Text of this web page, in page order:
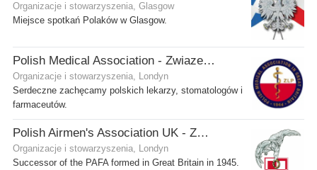
Organizacje i stowarzyszenia, Glasgow
Miejsce spotkań Polaków w Glasgow.
Polish Medical Association - Zwiazek Lekarzy Polskich w Wielkiej Brytanii
Organizacje i stowarzyszenia, Londyn
Serdeczne zachęcamy polskich lekarzy, stomatologów i
farmaceutów.
Polish Airmen's Association UK - Związek Lotników Polskich WB
Organizacje i stowarzyszenia, Londyn
Successor of the PAFA formed in Great Britain in 1945.